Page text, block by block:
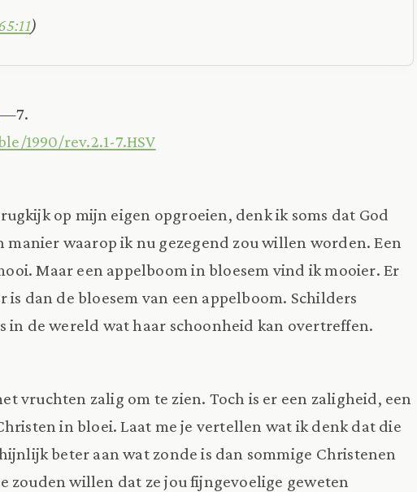
)
—7.
1990/rev.2.1-7.HSV
op mijn eigen opgroeien, denk ik soms dat God
manier waarop ik nu gezegend zou willen worden. Een
Maar een appelboom in bloesem vind ik mooier. Er
dan de bloesem van een appelboom. Schilders
in de wereld wat haar schoonheid kan overtreffen.
vruchten zalig om te zien. Toch is er een zaligheid, een
in bloei. Laat me je vertellen wat ik denk dat die
beter aan wat zonde is dan sommige Christenen
zouden willen dat ze jou fijngevoelige geweten